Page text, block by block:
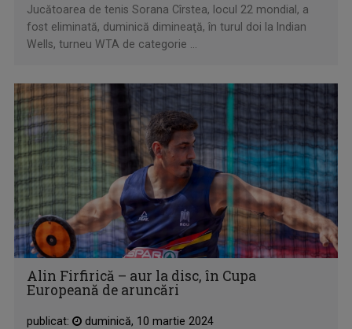
Jucătoarea de tenis Sorana Cîrstea, locul 22 mondial, a
fost eliminată, duminică dimineaţă, în turul doi la Indian
Wells, turneu WTA de categorie ...
Alin Firfirică – aur la disc, în Cupa
Europeană de aruncări
publicat: duminică, 10 martie 2024